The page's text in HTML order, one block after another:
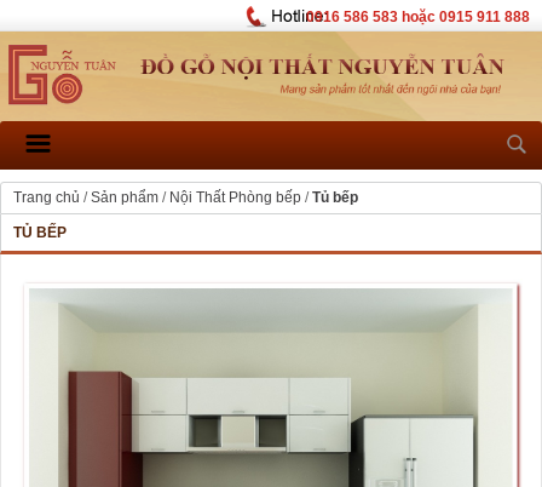
0916 586 583 hoặc 0915 911 888
Trang chủ /Sản phẩm / Nội Thất Phòng bếp /Tủ bếp
TỦ BẾP